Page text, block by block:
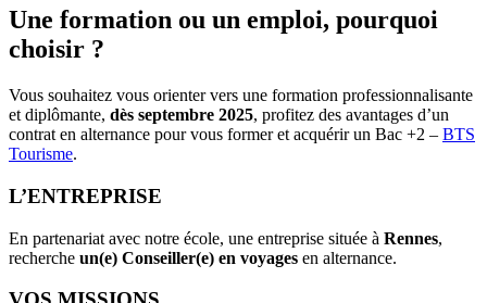
Une formation ou un emploi, pourquoi
choisir ?
Vous souhaitez vous orienter vers une formation professionnalisante
et diplômante, dès septembre 2025, profitez des avantages d’un
contrat en alternance pour vous former et acquérir un Bac +2 – BTS
Tourisme.
L’ENTREPRISE
En partenariat avec notre école, une entreprise située à Rennes,
recherche un(e) Conseiller(e) en voyages en alternance.